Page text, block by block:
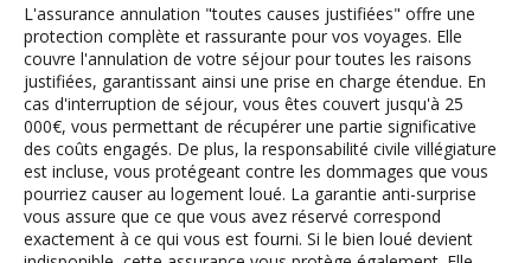
L'assurance annulation "toutes causes justifiées" offre une
protection complète et rassurante pour vos voyages. Elle
couvre l'annulation de votre séjour pour toutes les raisons
justifiées, garantissant ainsi une prise en charge étendue. En
cas d'interruption de séjour, vous êtes couvert jusqu'à 25
000€, vous permettant de récupérer une partie significative
des coûts engagés. De plus, la responsabilité civile villégiature
est incluse, vous protégeant contre les dommages que vous
pourriez causer au logement loué. La garantie anti-surprise
vous assure que ce que vous avez réservé correspond
exactement à ce qui vous est fourni. Si le bien loué devient